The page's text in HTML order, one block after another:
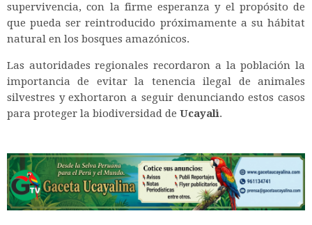
supervivencia, con la firme esperanza y el propósito de
que pueda ser reintroducido próximamente a su hábitat
natural en los bosques amazónicos.
Las autoridades regionales recordaron a la población la
importancia de evitar la tenencia ilegal de animales
silvestres y exhortaron a seguir denunciando estos casos
para proteger la biodiversidad de Ucayali.